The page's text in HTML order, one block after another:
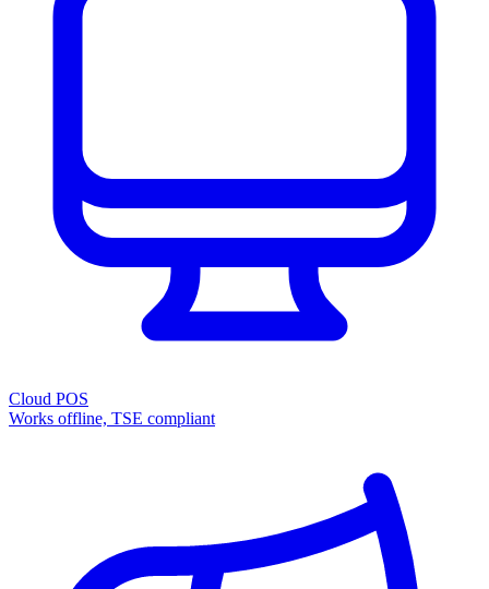
Cloud POS
Works offline, TSE compliant